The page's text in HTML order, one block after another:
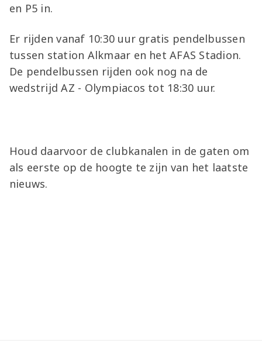
en P5 in.
Er rijden vanaf 10:30 uur gratis pendelbussen
tussen station Alkmaar en het AFAS Stadion.
De pendelbussen rijden ook nog na de
wedstrijd AZ - Olympiacos tot 18:30 uur.
Houd daarvoor de clubkanalen in de gaten om
als eerste op de hoogte te zijn van het laatste
nieuws.